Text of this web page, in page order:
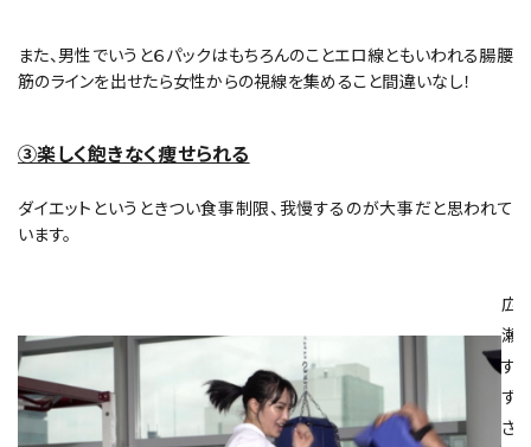
また、男性でいうと６パックはもちろんのことエロ線ともいわれる腸腰
筋のラインを出せたら女性からの視線を集めること間違いなし！
③楽しく飽きなく痩せられる
ダイエットというときつい食事制限、我慢するのが大事だと思われて
います。
広
瀬
す
ず
さ